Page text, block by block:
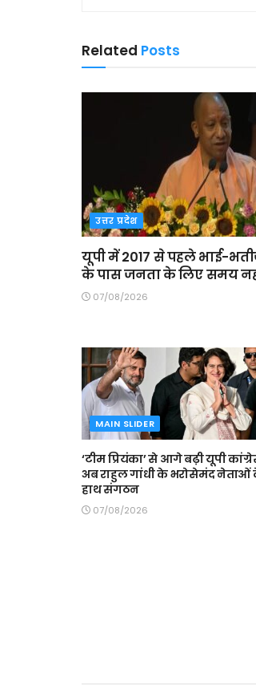
Related Posts
उत्तर प्रदेश
यूपी में 2017 से पहले भाई-
के पास जनता के लिए समय
07/08/2026
MAIN SLIDER
‘टीम प्रियंका’ से आगे बढ़ी यूपी
अब राहुल गांधी के भरोसेमंद नेताओं
हाथ संगठन
07/08/2026